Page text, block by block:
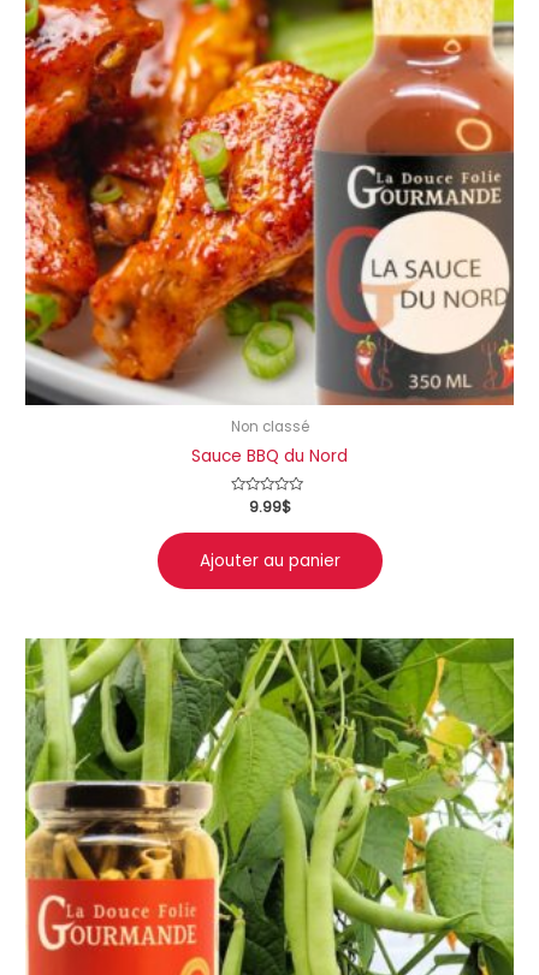
Non classé
Sauce BBQ du Nord
Note
sur
9.99$
Ajouter au panier